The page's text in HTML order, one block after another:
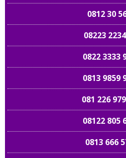
0812 30
08223
0822 3333
0813 9859
081 226
08122 805
0813 666